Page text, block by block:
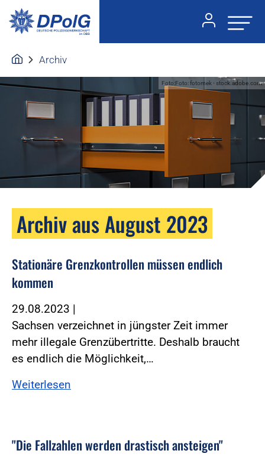
Archiv
Foto:Foto: fotomek - stock.adobe.com
Archiv aus August 2023
Stationäre Grenzkontrollen müssen endlich
kommen
29.08.2023 |
Sachsen verzeichnet in jüngster Zeit immer
mehr illegale Grenzübertritte. Deshalb braucht
es endlich die Möglichkeit,…
Weiterlesen
"Die Fallzahlen werden drastisch ansteigen"